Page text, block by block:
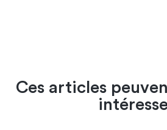
Ces articles